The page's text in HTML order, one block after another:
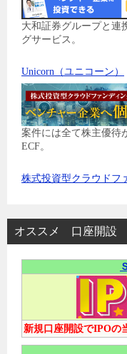
大和証券グループと連
グサービス。
Unicorn（ユニコーン）
案件には全て株主優待
ECF。
株式投資型クラウドフ
オススメ 口座開設
新規口座開設でIPOの